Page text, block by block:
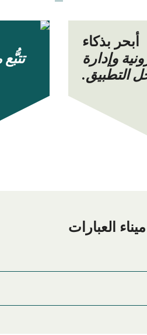
أبحر بذكاء
وإدارة
التطبيق.
من أكبر الخيارات على الإنترنت!